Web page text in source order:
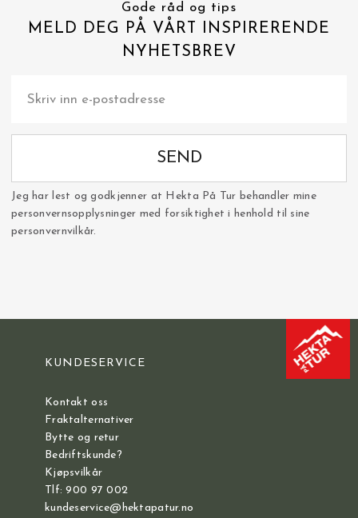
Gode råd og tips
MELD DEG PÅ VÅRT INSPIRERENDE
NYHETSBREV
SEND
Jeg har lest og godkjenner at Hekta På Tur behandler mine
personvernsopplysninger med forsiktighet i henhold til sine
personvernvilkår.
KUNDESERVICE
Kontakt oss
Fraktalternativer
Bytte og retur
Bedriftskunde?
Kjøpsvilkår
Tlf: 900 97 002
kundeservice@hektapatur.no